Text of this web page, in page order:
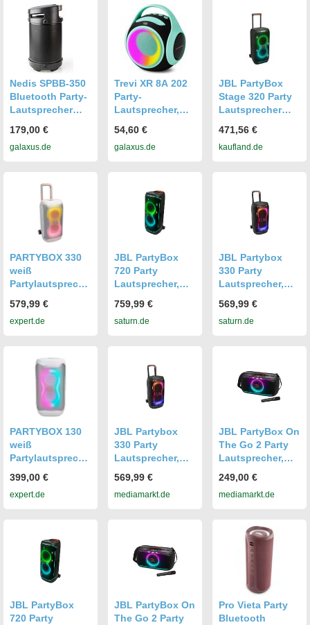
Boombox
Nedis SPBB-350
Bluetooth Party-
Lautsprecher
Bluetooth
Lautsprecher,
179,00 €
galaxus.de
Trevi XR 8A 202
Party-
Lautsprecher,
Lautsprecher,
Türkis
54,60 €
galaxus.de
JBL PartyBox
Stage 320 Party
Lautsprecher
471,56 €
kaufland.de
PARTYBOX 330
weiß
Partylautspreche
579,99 €
expert.de
JBL PartyBox
720 Party
Lautsprecher,
759,99 €
saturn.de
JBL Partybox
330 Party
Lautsprecher,
569,99 €
saturn.de
PARTYBOX 130
weiß
Partylautspreche
399,00 €
expert.de
JBL Partybox
330 Party
Lautsprecher,
569,99 €
mediamarkt.de
JBL PartyBox On
The Go 2 Party
Lautsprecher,
249,00 €
mediamarkt.de
JBL PartyBox
720 Party
JBL PartyBox On
The Go 2 Party
Pro Vieta Party
Bluetooth